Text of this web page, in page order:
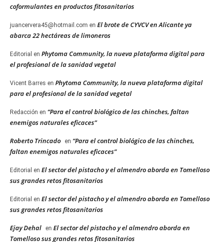
coformulantes en productos fitosanitarios
juancervera45@hotmail.com en El brote de CYVCV en Alicante ya
abarca 22 hectáreas de limoneros
Editorial en Phytoma Community, la nueva plataforma digital para
el profesional de la sanidad vegetal
Vicent Barres en Phytoma Community, la nueva plataforma digital
para el profesional de la sanidad vegetal
Redacción en “Para el control biológico de las chinches, faltan
enemigos naturales eficaces”
Roberto Trincado en “Para el control biológico de las chinches,
faltan enemigos naturales eficaces”
Editorial en El sector del pistacho y el almendro aborda en Tomelloso
sus grandes retos fitosanitarios
Editorial en El sector del pistacho y el almendro aborda en Tomelloso
sus grandes retos fitosanitarios
Ejay Dehal en El sector del pistacho y el almendro aborda en
Tomelloso sus grandes retos fitosanitarios